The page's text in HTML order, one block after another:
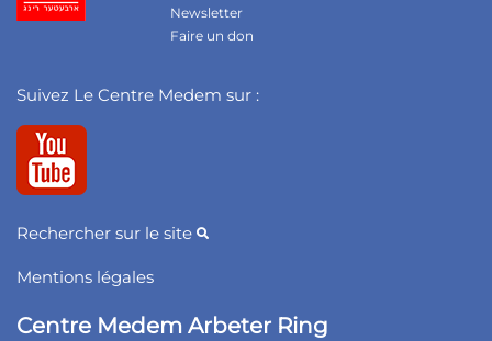
Newsletter
Faire un don
Suivez Le Centre Medem sur :
Rechercher sur le site
Mentions légales
Centre Medem Arbeter Ring